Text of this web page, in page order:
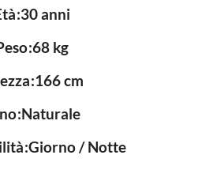
30 anni
68 kg
166 cm
Naturale
Giorno / Notte